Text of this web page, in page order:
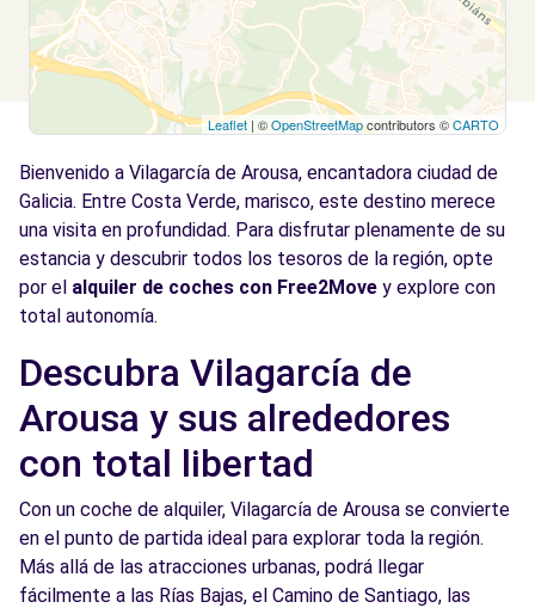
Leaflet | ©OpenStreetMapcontributors ©CARTO
Bienvenido a Vilagarcía de Arousa, encantadora ciudad de
Galicia. Entre Costa Verde, marisco, este destino merece
una visita en profundidad. Para disfrutar plenamente de su
estancia y descubrir todos los tesoros de la región, opte
por el alquiler de coches con Free2Move y explore con
total autonomía.
Descubra Vilagarcía de
Arousa y sus alrededores
con total libertad
Con un coche de alquiler, Vilagarcía de Arousa se convierte
en el punto de partida ideal para explorar toda la región.
Más allá de las atracciones urbanas, podrá llegar
fácilmente a las Rías Bajas, el Camino de Santiago, las